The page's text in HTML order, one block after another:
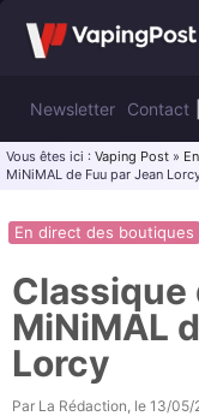
Newsletter Contact
Vous êtes ici : Vaping Post »
MiNiMAL de Fuu par Jean
En direct des boutiques
Classique
MiNiMAL
Lorcy
Par La Rédaction, le 13/05/